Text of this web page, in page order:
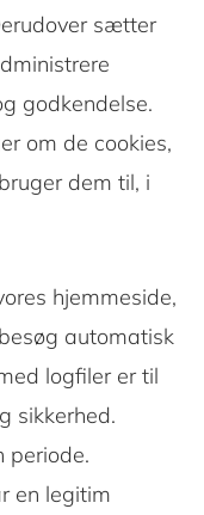
sætter
godkendelse.
om de cookies,
dem til, i
hjemmeside,
automatisk
logfiler er til
sikkerhed.
periode.
en legitim